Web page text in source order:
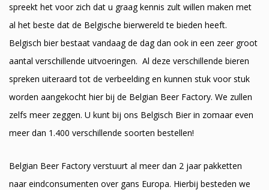
spreekt het voor zich dat u graag kennis zult willen maken met
al het beste dat de Belgische bierwereld te bieden heeft.
Belgisch bier bestaat vandaag de dag dan ook in een zeer groot
aantal verschillende uitvoeringen. Al deze verschillende bieren
spreken uiteraard tot de verbeelding en kunnen stuk voor stuk
worden aangekocht hier bij de Belgian Beer Factory. We zullen
zelfs meer zeggen. U kunt bij ons Belgisch Bier in zomaar even
meer dan 1.400 verschillende soorten bestellen!
Belgian Beer Factory verstuurt al meer dan 2 jaar pakketten
naar eindconsumenten over gans Europa. Hierbij besteden we